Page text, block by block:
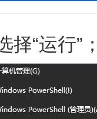
择“运行”